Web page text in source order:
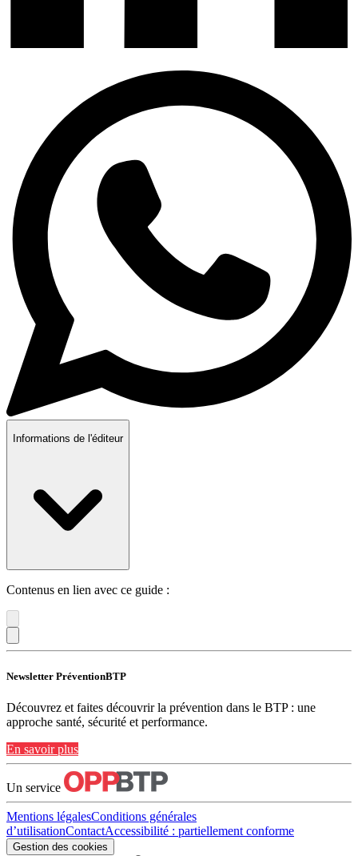
Informations de l'éditeur
Contenus en lien avec ce guide :
Newsletter PréventionBTP
Découvrez et faites découvrir la prévention dans le BTP : une
approche santé, sécurité et performance.
En savoir plus
Un service
Mentions légalesConditions générales
d’utilisationContactAccessibilité : partiellement conforme
Gestion des cookies